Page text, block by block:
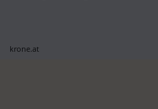
krone.at